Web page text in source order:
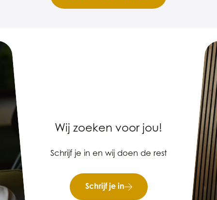
Wij zoeken voor jou!
Schrijf je in en wij doen de rest
Schrijf je in